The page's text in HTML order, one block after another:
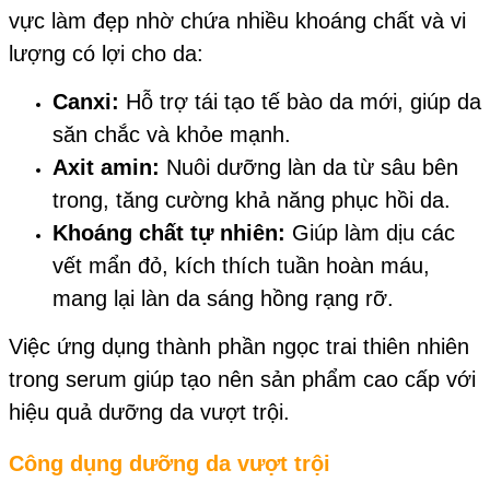
vực làm đẹp nhờ chứa nhiều khoáng chất và vi
lượng có lợi cho da:
Canxi: Hỗ trợ tái tạo tế bào da mới, giúp da
săn chắc và khỏe mạnh.
Axit amin: Nuôi dưỡng làn da từ sâu bên
trong, tăng cường khả năng phục hồi da.
Khoáng chất tự nhiên: Giúp làm dịu các
vết mẩn đỏ, kích thích tuần hoàn máu,
mang lại làn da sáng hồng rạng rỡ.
Việc ứng dụng thành phần ngọc trai thiên nhiên
trong serum giúp tạo nên sản phẩm cao cấp với
hiệu quả dưỡng da vượt trội.
Công dụng dưỡng da vượt trội